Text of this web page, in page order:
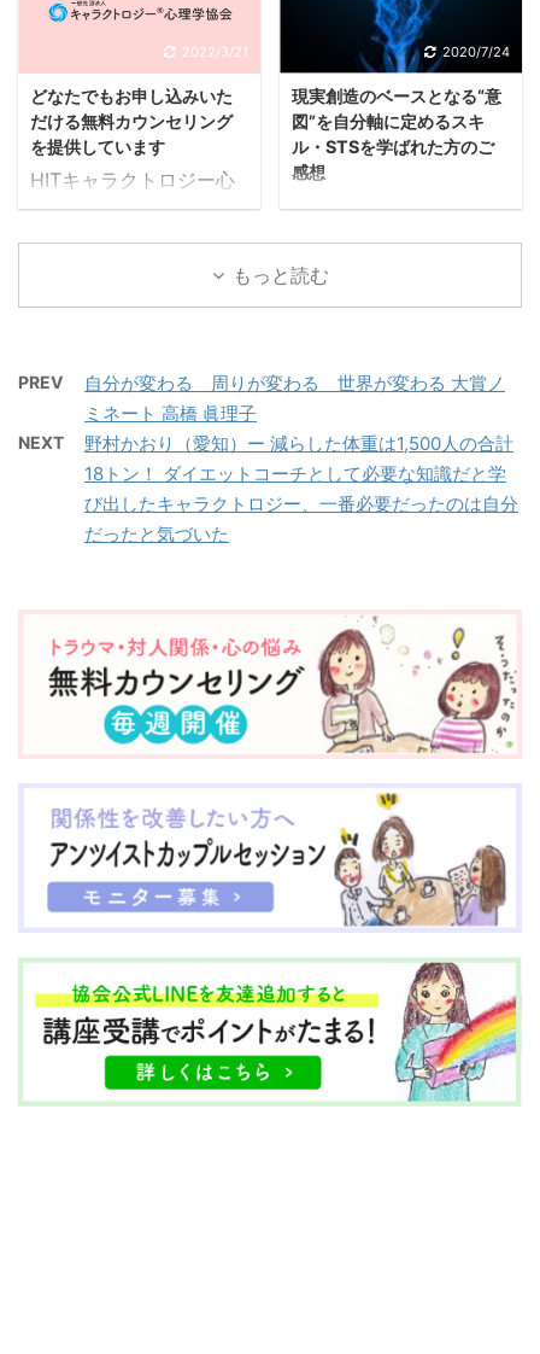
スキュー⼤賞」は大賞賞
金30万円。「誰かに寄り
添い、サポートしたこと
がある方の体験談」（ ...
ある日本人のコミュニケ
ーションに足りない「境
界線（バウンダリー）」
の概念をより ...
念深い、冷酷な、あるい
は悪意のある企てによ
る、長期に亘って繰り返
される不快な行為であ
る。 文部科学省の定義に
おいては、児童の一定の
人間関係のある人物か
ら、精神的、物理的な攻
撃を受けたことで苦痛を
感じていることとされ
る。 一般的には学校が目
でも起こりうるものであ
り、かなり問題は根深
い。人が集まる場所なら
どこでも起こりうるもの
である。 目次い ...
もゲーム感覚で使えるい
じめ防止システム開発計
画 ＨＩＴキャラクトロジ
ー心理学協会（山本美穂
子理事長、愛媛県松山
市）は誰もが当事者にな
取るべき行動がわかるゲ
ーム感覚のシミュレーシ
ョンシステムの開発をス
ィングサイトＣＡＭＰＦ
...
2022/3/21
どなたでもお申し込みいた
だける無料カウンセリング
を提供しています
HITキャラクトロジー心
理学協会では、毎週土曜
日に無料カウンセリング
を提供しています。 全国
ョナーたちが悩みを持つ
方々のお話を聞いて、そ
の気持ちや考えているこ
とを整理したり、その悩
みの背景にある症状や葛
藤を一緒に探しながら、
いきます。 日々、忙しな
く過ぎていく中で、ふ
と、これからのことが不
安になったり、心配にな
ったり… でも、自分は大
丈夫！とか、毎日がんば
っているし！とか、一生
懸命にポジティブに ...
2020/7/24
現実創造のベースとなる“意
図”を自分軸に定めるスキ
ル・STSを学ばれた方のご
感想
表層的な感情や思考・
しても、「意図」のレベ
ルが変わらないと、現実
しても結局元に戻ってし
このページでは、「意
図」にアプローチする
HIT独自のスキル、セル
います。 目次STSレ
ベル１（修了生同士で無
償でセッションの提供可
能）N.K.さん（女性）
S.M.さん（女性）T.K.さ
ん（女性）M.N.さん（女
性）T.Y.さ ...
もっと読む
PREV
自分が変わる 周りが変わる 世界が変わる 大賞ノ
ミネート 高橋 眞理子
NEXT
野村かおり（愛知）ー 減らした体重は1,500人の合計
18トン！ ダイエットコーチとして必要な知識だと学
び出したキャラクトロジー、一番必要だったのは自分
だったと気づいた